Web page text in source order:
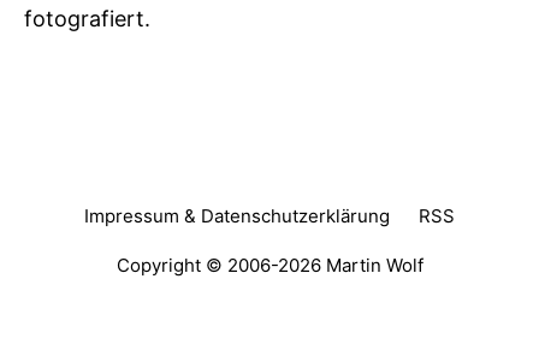
fotografiert.
Impressum & Datenschutzerklärung RSS
Copyright © 2006-2026 Martin Wolf